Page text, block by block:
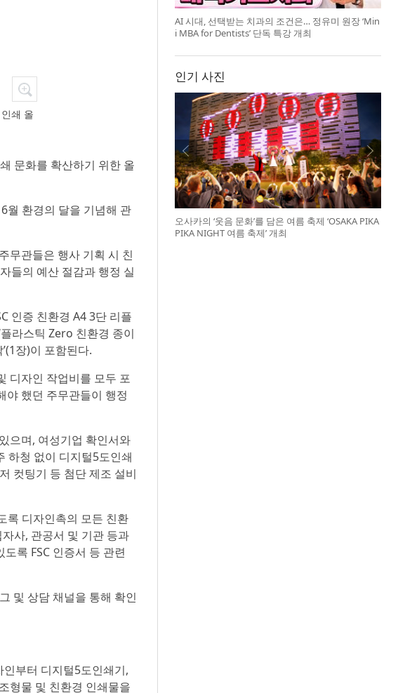
쇄 올
문화를 확산하기 위한 올
월 환경의 달을 기념해 관
무관들은 행사 기획 시 친
들의 예산 절감과 행정 실
인증 친환경 A4 3단 리플
라스틱 Zero 친환경 종이
장)이 포함된다.
디자인 작업비를 모두 포
야 했던 주무관들이 행정
으며, 여성기업 확인서와
하청 없이 디지털5도인쇄
컷팅기 등 첨단 제조 설비
록 디자인촉의 모든 친환
사, 관공서 및 기관 등과
록 FSC 인증서 등 관련
및 상담 채널을 통해 확인
인부터 디지털5도인쇄기,
형물 및 친환경 인쇄물을
AI 시대, 선택받는 치과의 조건은… 정유미 원장 ‘Min
i MBA for Dentists’ 단독 특강 개최
인기 사진
오사카의 ‘웃음 문화’를 담은 여름 축제 ‘OSAKA PIKA
PIKA NIGHT 여름 축제’ 개최